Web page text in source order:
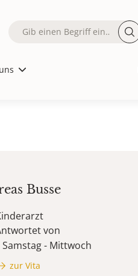
Fulltext
Busse
von
Samstag - Mittwoch
zur Vita